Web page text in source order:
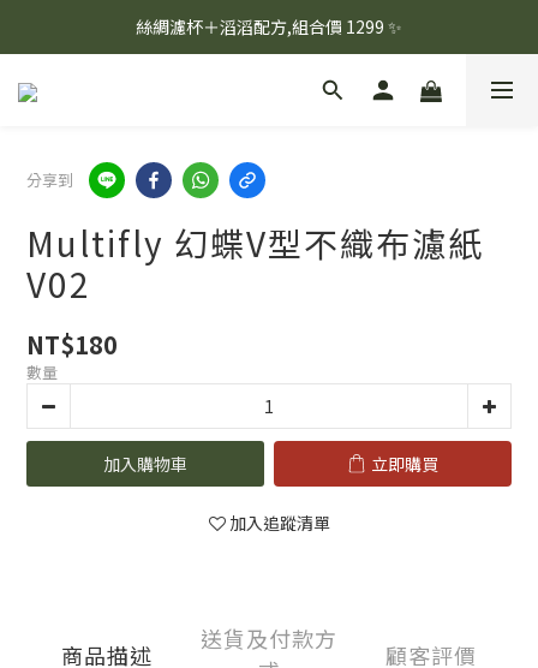
☕ 每月新品上架｜週一、週二固定烘豆
絲綢濾杯＋滔滔配方,組合價 1299 ✨
🚚 會員單筆消費滿 $1,000 即享超商免運 🚚
分享到
Multifly 幻蝶V型不織布濾紙
V02
NT$180
數量
加入購物車 立即購買
加入追蹤清單
商品描述
送貨及付款方
顧客評價